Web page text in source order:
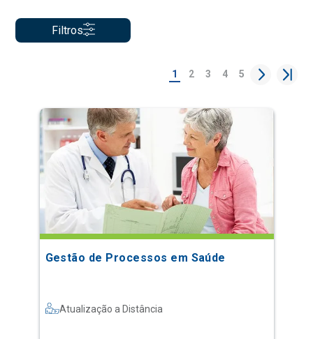
Filtros
1 2 3 4 5
Gestão de Processos em Saúde
Atualização a Distância